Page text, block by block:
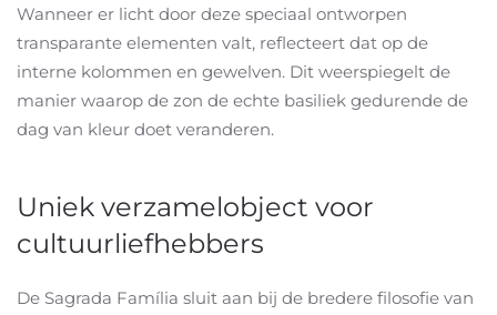
Wanneer er licht door deze speciaal ontworpen
transparante elementen valt, reflecteert dat op de
interne kolommen en gewelven. Dit weerspiegelt de
manier waarop de zon de echte basiliek gedurende de
dag van kleur doet veranderen.
Uniek verzamelobject voor
cultuurliefhebbers
De Sagrada Família sluit aan bij de bredere filosofie van